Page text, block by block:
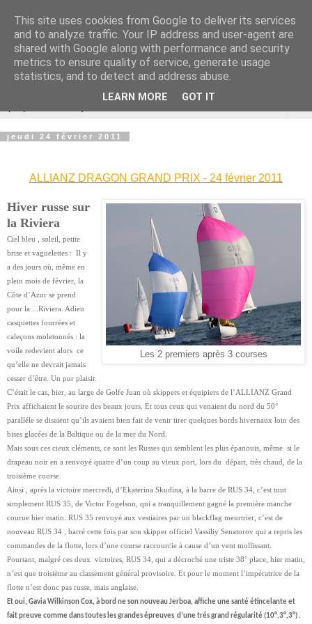
Cannes Dragon
International
jeudi 24 février 2011
ALLIANZ DRAGON GRAND PRIX - 24 février 2011
Les 2 premiers après 3 courses
Hiver russe sur
la Riviera
Ciel bleu , soleil, petite
brise et vaguelettes : Il y
a des jours où, même en
plein mois de février, la
Côte d’Azur se prend
pour la ...Riviera. Adieu
casquettes fourrées et
caleçons moletonnés : la
voile redevient alors ce
qu’elle ne devrait jamais
cesser d’être. Un pur plaisir.
C’était le cas, hier, au large de Golfe Juan où skippers et équipiers de l’ALLIANZ Grand
Prix affichaient le sourire des beaux jours. Et tous ceux qui venaient du nord du 50°
paralléle se disaient qu’ils avaient bien fait de venir tirer quelques bords hivernaux loin des
bises glacées de la Baltique ou de la mer du Nord.
Mais sous ces cieux cléments, ce sont les Russes qui semblent les plus épanouis, même si le
drapeau noir en a renvoyé quatre d’un coup au vieux port, lors du départ, très chaud, de la
troisième course.
Ainsi , après la victoire mercredi, d’Ekaterina Skudina, à la barre de RUS 34, c’est tout
simplement RUS 35, de Victor Fogelson, qui a tranquillement gagné la première manche
courue hier matin. RUS 35 renvoyé aux vestiaires par un blackflag meurtrier, c’est de
nouveau RUS 34 , barré cette fois par son skipper officiel Vassiliy Senatorov qui a repris les
commandes de la flotte, lors d’une course raccourcie à cause d’un vent mollissant.
Pourtant, malgré ces deux victoires, RUS 34, qui a décroché une triste 38° place, hier matin,
n’est que troisième au classement général provisoire. Et pour le moment l’impératrice de la
flotte n’est donc pas russe, mais anglaise.
Et oui, Gavia Wilkinson Cox, à bord ne son nouveau Jerboa, affiche une santé étincelante et
fait preuve comme dans toutes les grandes épreuves d’une trés grand régularité (10°,3°,3°) .
This site uses cookies from Google to deliver its services
and to analyze traffic. Your IP address and user-agent are
shared with Google along with performance and security
metrics to ensure quality of service, generate usage
statistics, and to detect and address abuse.
LEARN MORE GOT IT